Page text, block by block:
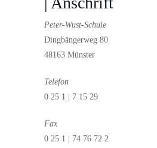
Peter-Wust-Schule
Dingbängerweg 80
48163 Münster
Telefon
0 25 1 | 7 15 29
Fax
0 25 1 | 74 76 72 2